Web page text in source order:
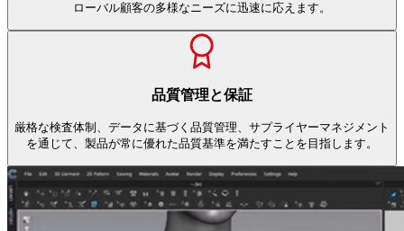
ローバル顧客の多様なニーズに迅速に応えます。
品質管理と保証
厳格な検査体制、データに基づく品質管理、サプライヤーマネジメント
を通じて、製品が常に優れた品質基準を満たすことを目指します。